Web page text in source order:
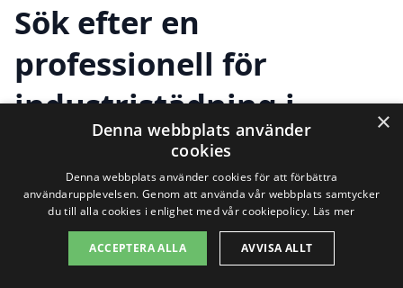
Sök efter en
professionell för
industristädning i
andra städer nära
Valinge
Att hitta rätt företag förindustristädning
×
Denna webbplats använder
cookies
Denna webbplats använder cookies för att förbättra
användarupplevelsen. Genom att använda vår webbplats samtycker
du till alla cookies i enlighet med vår cookiepolicy. Läs mer
ACCEPTERA ALLA AVVISA ALLT